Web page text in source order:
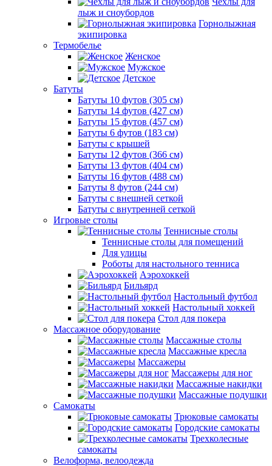
лыж и сноубордов
Горнолыжная
экипировка
Термобелье
Женское
Мужское
Детское
Батуты
Батуты 10 футов (305 см)
Батуты 14 футов (427 см)
Батуты 15 футов (457 см)
Батуты 6 футов (183 см)
Батуты с крышей
Батуты 12 футов (366 см)
Батуты 13 футов (404 см)
Батуты 16 футов (488 см)
Батуты 8 футов (244 см)
Батуты с внешней сеткой
Батуты с внутренней сеткой
Игровые столы
Теннисные столы
Теннисные столы для помещений
Для улицы
Роботы для настольного тенниса
Аэрохоккей
Бильярд
Настольный футбол
Настольный хоккей
Стол для покера
Массажное оборудование
Массажные столы
Массажные кресла
Массажеры
Массажеры для ног
Массажные накидки
Массажные подушки
Самокаты
Трюковые самокаты
Городские самокаты
Трехколесные
самокаты
Велоформа, велоодежда